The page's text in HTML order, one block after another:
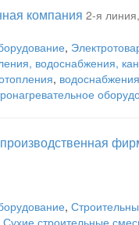
компания 2-я
,
водоснабжения,
, водоснабжения
,
Сухие строительные